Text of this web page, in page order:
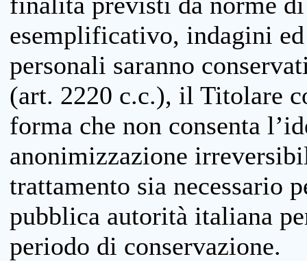
esemplificativo, indagini
personali saranno
(art. 2220 c.c.), il Titolare
forma che non consenta
anonimizzazione
trattamento sia necessario
pubblica autorità italiana
periodo di conservazione.